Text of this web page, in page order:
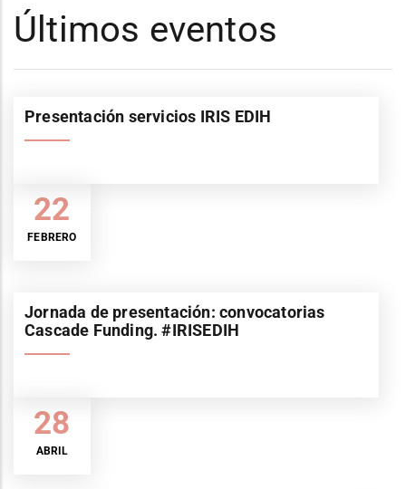
Últimos eventos
22
FEBRERO
Presentación servicios IRIS EDIH
28
ABRIL
Jornada de presentación: convocatorias
Cascade Funding. #IRISEDIH